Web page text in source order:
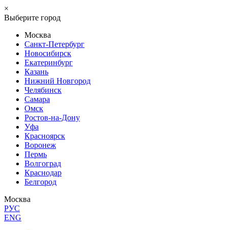
×
Выберите город
Москва
Санкт-Петербург
Новосибирск
Екатеринбург
Казань
Нижний Новгород
Челябинск
Самара
Омск
Ростов-на-Дону
Уфа
Красноярск
Воронеж
Пермь
Волгоград
Краснодар
Белгород
Москва
РУС
ENG